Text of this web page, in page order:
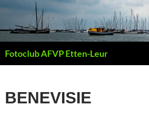
de
inhoud
Fotoclub AFVP Etten-Leur
BENEVISIE